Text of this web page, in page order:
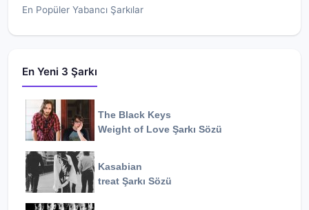
En Popüler Yabancı Şarkılar
En Yeni 3 Şarkı
The Black Keys
Weight of Love Şarkı Sözü
Kasabian
treat Şarkı Sözü